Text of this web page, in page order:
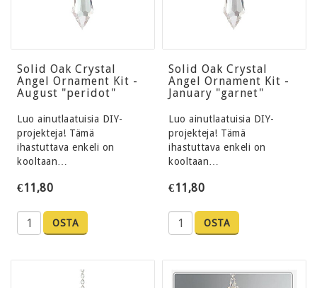
Solid Oak Crystal
Angel Ornament Kit -
August "peridot"
Luo ainutlaatuisia DIY-
projekteja! Tämä
ihastuttava enkeli on
kooltaan…
€11,80
OSTA
Solid Oak Crystal
Angel Ornament Kit -
January "garnet"
Luo ainutlaatuisia DIY-
projekteja! Tämä
ihastuttava enkeli on
kooltaan…
€11,80
OSTA